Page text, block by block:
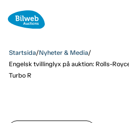
Startsida/Nyheter & Media/
Engelsk tvillinglyx på auktion: Rolls-
Turbo R